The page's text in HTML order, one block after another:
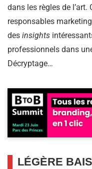
dans les règles de l’art.
responsables
des insights
professionnels dans
Décryptage…
LÉGÈRE